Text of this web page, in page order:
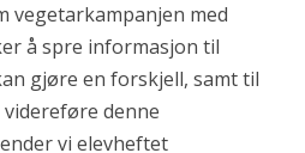
vegetarkampanjen med
å spre informasjon til
gjøre en forskjell, samt til
denne
vi elevheftet